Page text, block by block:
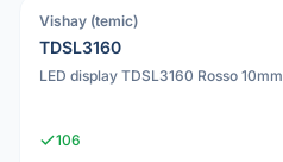
PDF
Vishay (temic)
TDSL3160
LED display TDSL3160 Rosso 10mm
106